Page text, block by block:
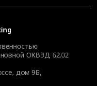
ОКВЭД 62.02
дом 9Б,